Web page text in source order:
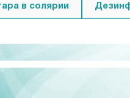
в солярии